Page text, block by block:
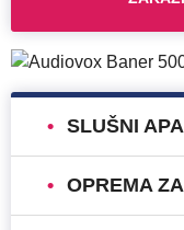
SLUŠNI
OPREMA